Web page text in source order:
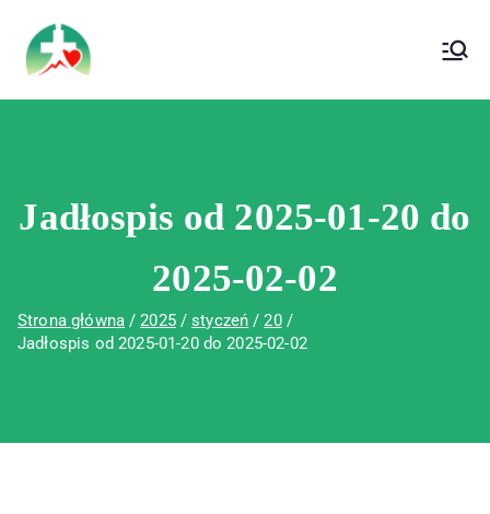
Wojewódzki Szpital Specjalistyczny im.
Św. Rafała w Czerwonej Górze
Jadłospis od 2025-01-20 do
2025-02-02
Strona główna 2025 styczeń
20
Jadłospis od 2025-01-20 do 2025-02-02